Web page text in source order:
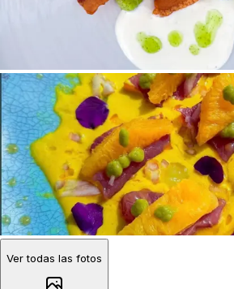
Ver todas las fotos